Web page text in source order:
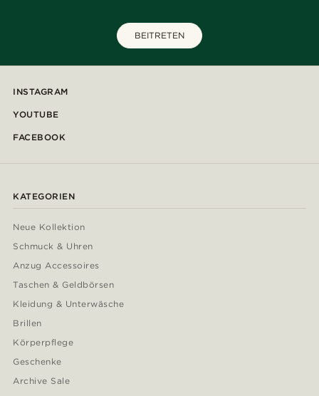
BEITRETEN
INSTAGRAM
YOUTUBE
FACEBOOK
KATEGORIEN
Neue Kollektion
Schmuck & Uhren
Anzug Accessoires
Taschen & Geldbörsen
Kleidung & Unterwäsche
Brillen
Körperpflege
Geschenke
Archive Sale